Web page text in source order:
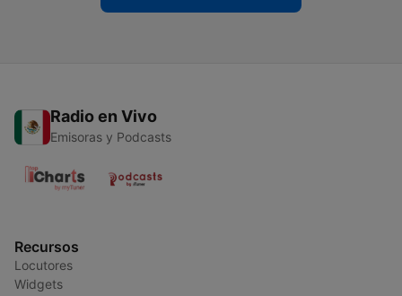
Radio en Vivo
Emisoras y Podcasts
Recursos
Locutores
Widgets